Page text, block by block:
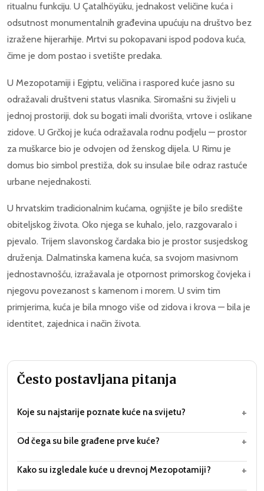
ritualnu funkciju. U Çatalhöyüku, jednakost veličine kuća i
odsutnost monumentalnih građevina upućuju na društvo bez
izražene hijerarhije. Mrtvi su pokopavani ispod podova kuća,
čime je dom postao i svetište predaka.
U Mezopotamiji i Egiptu, veličina i raspored kuće jasno su
odražavali društveni status vlasnika. Siromašni su živjeli u
jednoj prostoriji, dok su bogati imali dvorišta, vrtove i oslikane
zidove. U Grčkoj je kuća odražavala rodnu podjelu — prostor
za muškarce bio je odvojen od ženskog dijela. U Rimu je
domus bio simbol prestiža, dok su insulae bile odraz rastuće
urbane nejednakosti.
U hrvatskim tradicionalnim kućama, ognjište je bilo središte
obiteljskog života. Oko njega se kuhalo, jelo, razgovaralo i
pjevalo. Trijem slavonskog čardaka bio je prostor susjedskog
druženja. Dalmatinska kamena kuća, sa svojom masivnom
jednostavnošću, izražavala je otpornost primorskog čovjeka i
njegovu povezanost s kamenom i morem. U svim tim
primjerima, kuća je bila mnogo više od zidova i krova — bila je
identitet, zajednica i način života.
Često postavljana pitanja
Koje su najstarije poznate kuće na svijetu? +
Od čega su bile građene prve kuće? +
Kako su izgledale kuće u drevnoj Mezopotamiji? +